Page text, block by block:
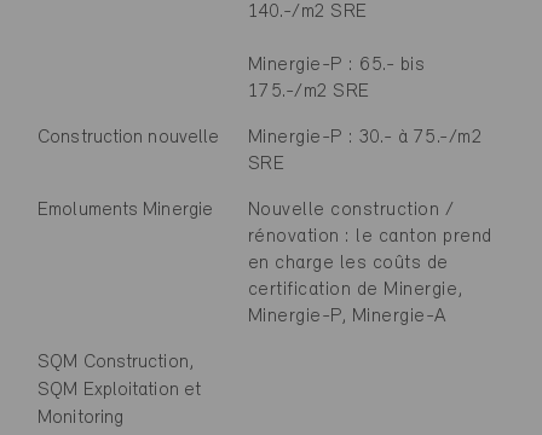
140.-/m2 SRE
Minergie-P : 65.- bis
175.-/m2 SRE
Construction nouvelle
Minergie-P : 30.- à 75.-/m2
SRE
Emoluments Minergie
Nouvelle construction /
rénovation : le canton prend
en charge les coûts de
certification de Minergie,
Minergie-P, Minergie-A
SQM Construction,
SQM Exploitation et
Monitoring